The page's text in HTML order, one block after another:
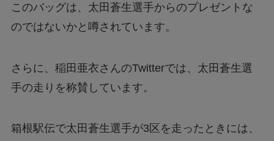
このバッグは、太田蒼生選手からのプレゼントな
のではないかと噂されています。
さらに、稲田亜衣さんのTwitterでは、太田蒼生選
手の走りを称賛しています。
箱根駅伝で太田蒼生選手が3区を走ったときには、